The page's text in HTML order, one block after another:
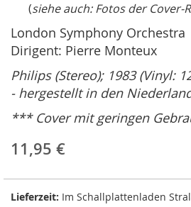
(siehe auch: Fotos der Cover-
London Symphony Orchestra
Dirigent: Pierre Monteux
Philips (Stereo); 1983 (Vinyl:
- hergestellt in den
*** Cover mit geringen
11,95 €
Lieferzeit: Im Schallplattenladen